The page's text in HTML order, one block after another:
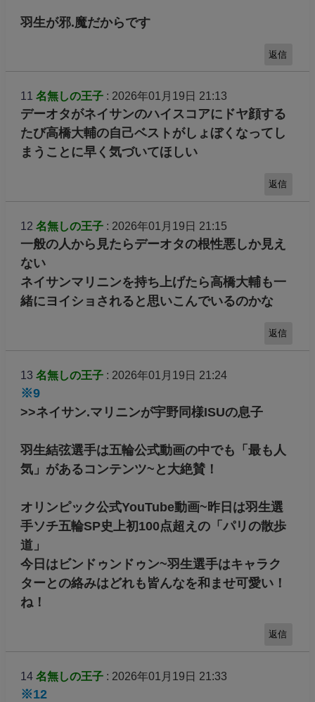
羽生が邪.魔だからです
返信
11 名無しの王子: 2026年01月19日 21:13
デーオタがネイサンのハイスコアにドヤ顔する
たび高橋大輔の自己ベストがしょぼくなってし
まうことに早く気づいてほしい
返信
12 名無しの王子: 2026年01月19日 21:15
一般の人から見たらデーオタの根性悪しか見え
ない
ネイサンマリニンを持ち上げたら高橋大輔も一
緒にヨイショされると思いこんでいるのかな
返信
13 名無しの王子: 2026年01月19日 21:24
※9
>>ネイサン.マリニンが宇野同様ISUの息子
羽生結弦選手は五輪公式動画の中でも「最も人
気」があるコンテンツ~と大絶賛！
オリンピック公式YouTube動画~昨日は羽生選
手ソチ五輪SP史上初100点超えの「パリの散歩
道」
今日はビンドゥンドゥン~羽生選手はキャラク
ターとの絡みはどれも皆んなを和ませ可愛い！
ね！
返信
14 名無しの王子: 2026年01月19日 21:33
※12